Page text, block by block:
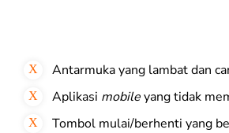
Antarmuka yang lambat dan
Aplikasi mobileyang tidak
Tombol mulai/berhenti yang